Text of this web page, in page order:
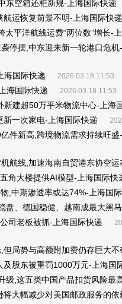
东空箱还柜新规-上海国际快递
运恢复前景不明-上海国际快递
太平洋航线运费“两位数”增长-
停摆,中东迎来新一轮港口危
海国际快递 2026.03.18 11:53
海国际快递 2026.03.18 11:53
建超50万平米物流中心-上海
一次家电-上海国际快递
件新高,跨境物流需求持续旺
航线,加速海南自贸港东协空
角大楼提供AI模型-上海国际快
,中期渗透率或达74%-上海国
盘、德国稳健、越南成最大黑
司老板被抓-上海国际快递
局势与高额附加费仍存巨大
及股东被重罚1000万元-上海国
级,这五类中国产品扣货风险最
大幅减少对美国邮政服务的